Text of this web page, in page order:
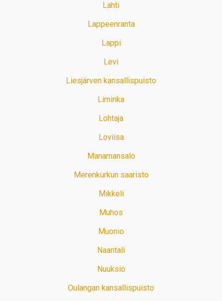
Lahti
Lappeenranta
Lappi
Levi
Liesjärven kansallispuisto
Liminka
Lohtaja
Loviisa
Manamansalo
Merenkurkun saaristo
Mikkeli
Muhos
Muonio
Naantali
Nuuksio
Oulangan kansallispuisto